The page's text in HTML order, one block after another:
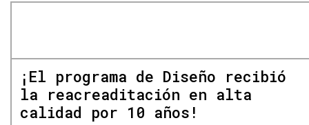
¡El programa de Diseño recibió
la reacreaditación en alta
calidad por 10 años!